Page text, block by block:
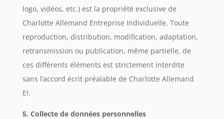
logo, vidéos, etc.) est la propriété exclusive de
Charlotte Allemand Entreprise Individuelle. Toute
reproduction, distribution, modification, adaptation,
retransmission ou publication, même partielle, de
ces différents éléments est strictement interdite
sans l’accord écrit préalable de Charlotte Allemand
EI.
5. Collecte de données personnelles